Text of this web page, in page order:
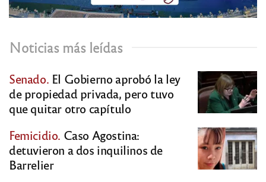
Noticias más leídas
Senado. El Gobierno aprobó la ley
de propiedad privada, pero tuvo
que quitar otro capítulo
Femicidio. Caso Agostina:
detuvieron a dos inquilinos de
Barrelier